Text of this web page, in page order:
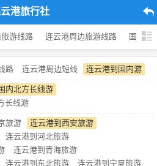
港旅行社
游线路 连云港周边旅游线路 国内旅
路 连云港周边短线 连云港到国内游
内北方长线游
长线游
旅游
连云港到西安旅游
连云港到河北旅游
连云港到青海旅游
连云港到东北旅游
连云港到宁夏旅游